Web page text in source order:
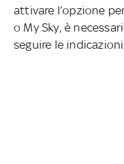
attivare l’opzione
o My Sky, è
seguire le